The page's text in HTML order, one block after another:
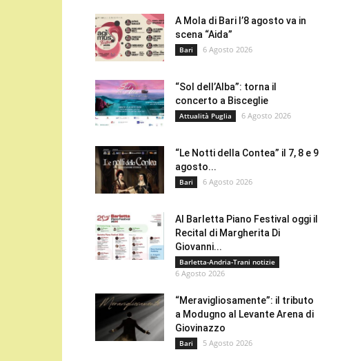
A Mola di Bari l’8 agosto va in
scena “Aida”
Bari 6 Agosto 2026
“Sol dell’Alba”: torna il
concerto a Bisceglie
Attualità Puglia 6 Agosto 2026
“Le Notti della Contea” il 7, 8 e 9
agosto...
Bari 6 Agosto 2026
Al Barletta Piano Festival oggi il
Recital di Margherita Di
Giovanni...
Barletta-Andria-Trani notizie
6 Agosto 2026
“Meravigliosamente”: il tributo
a Modugno al Levante Arena di
Giovinazzo
Bari 5 Agosto 2026